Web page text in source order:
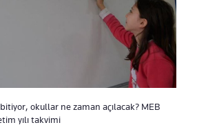
okullar ne zaman açılacak? MEB
yılı takvimi